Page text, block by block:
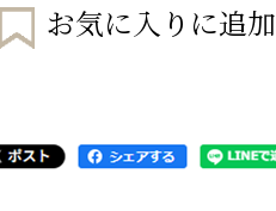
お気に入りに追加